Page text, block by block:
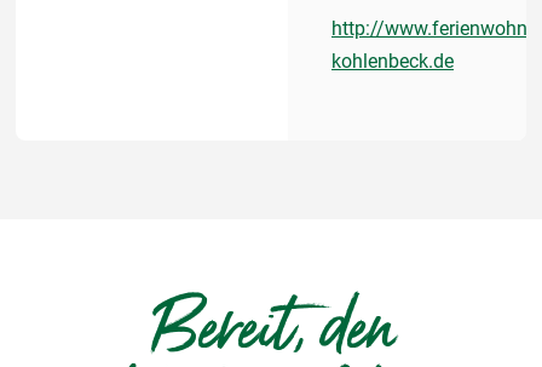
http://
kohlenbeck.de
Bereit, den